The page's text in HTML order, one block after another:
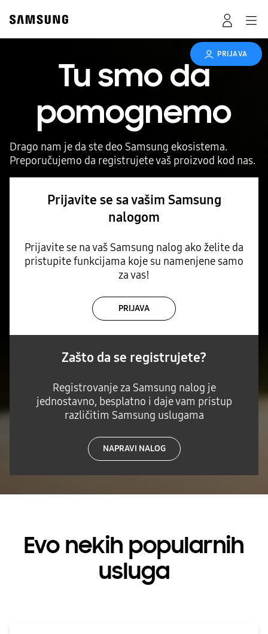
PRIJAVA
Tu smo da
pomognemo
Drago nam je da ste deo Samsung ekosistema.
Preporučujemo da registrujete vaš proizvod kod nas.
Prijavite se sa vašim Samsung
nalogom
Prijavite se na vaš Samsung nalog ako želite da
pristupite funkcijama koje su namenjene samo
za vas!
PRIJAVA
Zašto da se registrujete?
Registrovanje za Samsung nalog je
jednostavno, besplatno i daje vam pristup
različitim Samsung uslugama
NAPRAVI NALOG
Evo nekih popularnih
usluga